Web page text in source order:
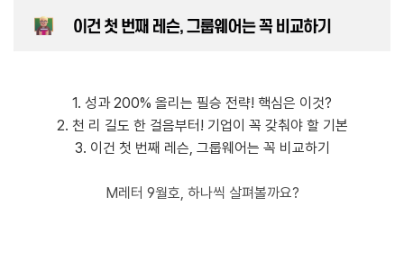
1. 성과 200% 올리는 필승 전략! 핵심은 이것?
2. 천 리 길도 한 걸음부터! 기업이 꼭 갖춰야 할 기본
3. 이건 첫 번째 레슨, 그룹웨어는 꼭 비교하기
M레터 9월호, 하나씩 살펴볼까요?